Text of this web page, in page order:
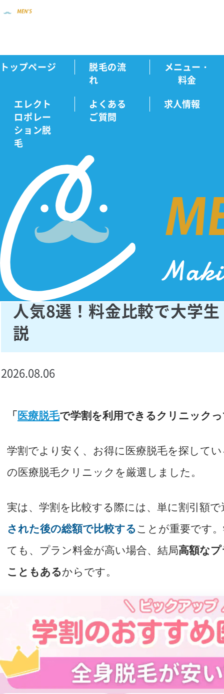
トップページ
脱毛の流
れ
メニュー・
料金
エレクト
ロポレー
ション脱
毛
よくある
ご質問
求人情報
Home 新着情報 学割が使える医療脱毛クリニック...
学割が使える医療脱毛クリ
人気8選！料金比較で大学
説
2026.08.06
「 医療脱毛で学割を利用できるクリニック
学割でより安く、お得に医療脱毛を探して
の医療脱毛クリニックを厳選しました。
実は、学割を比較する際には、単に割引額
された後の総額で比較する ことが重要です
ても、プラン料金が高い場合、結局高額な
こともあるからです。